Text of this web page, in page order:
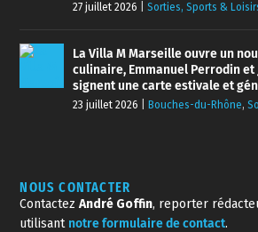
27 juillet 2026 |Sorties, Sports &
La Villa M Marseille ouvre un
culinaire, Emmanuel Perrodin et
signent une carte estivale et
23 juillet 2026 Bouches-du-Rhône,
NOUS CONTACTER
ContactezAndré Goffin, reporter
utilisant notre formulaire de contact.